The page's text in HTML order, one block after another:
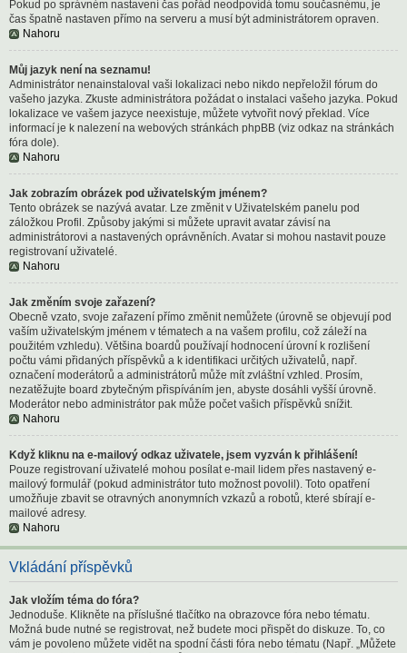
Pokud po správném nastavení čas pořád neodpovídá tomu současnému, je
čas špatně nastaven přímo na serveru a musí být administrátorem opraven.
Nahoru
Můj jazyk není na seznamu!
Administrátor nenainstaloval vaši lokalizaci nebo nikdo nepřeložil fórum do
vašeho jazyka. Zkuste administrátora požádat o instalaci vašeho jazyka. Pokud
lokalizace ve vašem jazyce neexistuje, můžete vytvořit nový překlad. Více
informací je k nalezení na webových stránkách phpBB (viz odkaz na stránkách
fóra dole).
Nahoru
Jak zobrazím obrázek pod uživatelským jménem?
Tento obrázek se nazývá avatar. Lze změnit v Uživatelském panelu pod
záložkou Profil. Způsoby jakými si můžete upravit avatar závisí na
administrátorovi a nastavených oprávněních. Avatar si mohou nastavit pouze
registrovaní uživatelé.
Nahoru
Jak změním svoje zařazení?
Obecně vzato, svoje zařazení přímo změnit nemůžete (úrovně se objevují pod
vaším uživatelským jménem v tématech a na vašem profilu, což záleží na
použitém vzhledu). Většina boardů používají hodnocení úrovní k rozlišení
počtu vámi přidaných příspěvků a k identifikaci určitých uživatelů, např.
označení moderátorů a administrátorů může mít zvláštní vzhled. Prosím,
nezatěžujte board zbytečným přispíváním jen, abyste dosáhli vyšší úrovně.
Moderátor nebo administrátor pak může počet vašich příspěvků snížit.
Nahoru
Když kliknu na e-mailový odkaz uživatele, jsem vyzván k přihlášení!
Pouze registrovaní uživatelé mohou posílat e-mail lidem přes nastavený e-
mailový formulář (pokud administrátor tuto možnost povolil). Toto opatření
umožňuje zbavit se otravných anonymních vzkazů a robotů, které sbírají e-
mailové adresy.
Nahoru
Vkládání příspěvků
Jak vložím téma do fóra?
Jednoduše. Klikněte na příslušné tlačítko na obrazovce fóra nebo tématu.
Možná bude nutné se registrovat, než budete moci přispět do diskuze. To, co
vám je povoleno můžete vidět na spodní části fóra nebo tématu (Např. „Můžete